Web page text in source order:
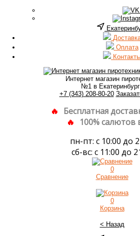
Оплата
Интернет магазин
№1 в
+7 (343) 208-80-20
Бесплатная
100% салютов
пн-пт: с 10:00 до
сб-вс: с 11:00 до
0
Сравнение
0
Корзина
< Назад